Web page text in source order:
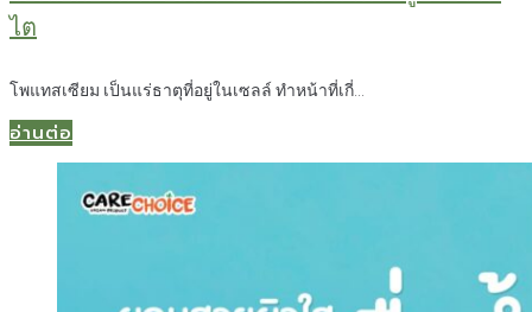
ไต
โพแทสเซียม เป็นแร่ธาตุที่อยู่ในเซลล์ ทำหน้าที่เกี่...
อ่านต่อ